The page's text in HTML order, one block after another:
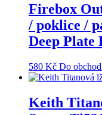
Firebox
/ poklice /
Deep Plate
580 Kč Do
Keith